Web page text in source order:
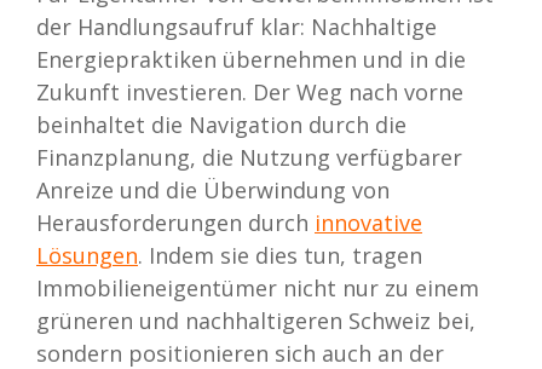
der Handlungsaufruf klar: Nachhaltige
Energiepraktiken übernehmen und in die
Zukunft investieren. Der Weg nach vorne
beinhaltet die Navigation durch die
Finanzplanung, die Nutzung verfügbarer
Anreize und die Überwindung von
Herausforderungen durch innovative
Lösungen. Indem sie dies tun, tragen
Immobilieneigentümer nicht nur zu einem
grüneren und nachhaltigeren Schweiz bei,
sondern positionieren sich auch an der